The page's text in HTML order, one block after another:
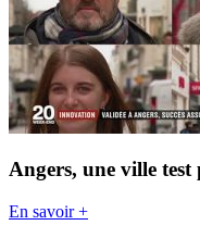
Angers, une ville test
En savoir +